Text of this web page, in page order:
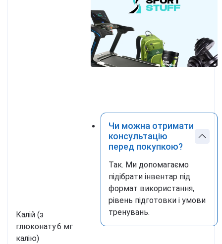
Калій (з
глюконату
калію)
6 мг
Чи можна отримати
консультацію
перед покупкою?
Так. Ми допомагаємо
підібрати інвентар під
формат використання,
рівень підготовки і умови
тренувань.